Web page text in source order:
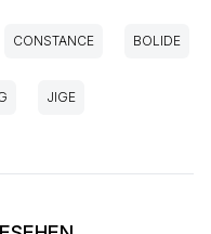
CONSTANCE BOLIDE
JIGE